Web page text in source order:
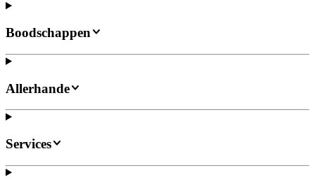
Boodschappen
Allerhande
Services